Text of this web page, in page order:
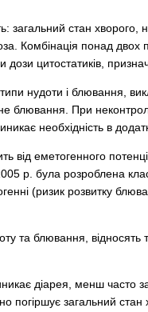
стан хворого,
Комбінація понад
цитостатиків,
нудоти і блювання,
блювання. При
необхідність в
еметогенного
р. була розроблена
(ризик розвитку
та блювання,
діарея, менш
погіршує загальний